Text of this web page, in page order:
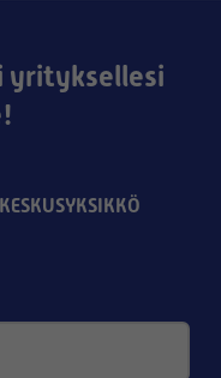
yrityksellesi